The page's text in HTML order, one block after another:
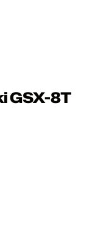
GSX-8T